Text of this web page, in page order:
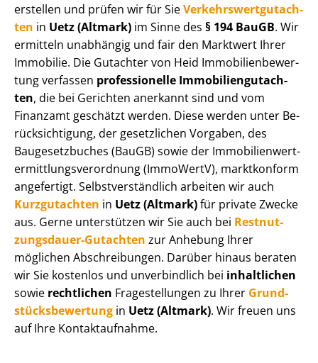
erstellen und prüfen wir für SieVer­kehrs­wert­gut­ach­
ten in Uetz (Altmark) im Sinne des § 194 BauGB. Wir
ermitteln unabhängig und fair den Marktwert Ihrer
Immobilie. Die Gutachter von Heid Im­mo­bi­li­en­be­wer­
tung verfassen professionelle Im­mo­bi­li­en­gut­ach­
ten, die bei Gerichten anerkannt sind und vom
Finanzamt geschätzt werden. Diese werden unter Be­
rück­sich­ti­gung, der gesetzlichen Vorgaben, des
Baugesetzbuches (BauGB) sowie der Im­mo­bi­li­en­wert­
ermitt­lungs­ver­ord­nung (ImmoWertV), marktkonform
angefertigt. Selbst­ver­ständ­lich arbeiten wir auch
Kurzgutachten in Uetz (Altmark)für private Zwecke
aus. Gerne unterstützen wir Sie auch bei Rest­nut­
zungs­dau­er-Gutachten zur Anhebung Ihrer
möglichen Abschreibungen. Darüber hinaus beraten
wir Sie kostenlos und unverbindlich bei inhaltlichen
sowie rechtlichen Fragestellungen zu Ihrer Grund­
stücks­be­wer­tung in Uetz (Altmark). Wir freuen uns
auf Ihre Kontaktaufnahme.